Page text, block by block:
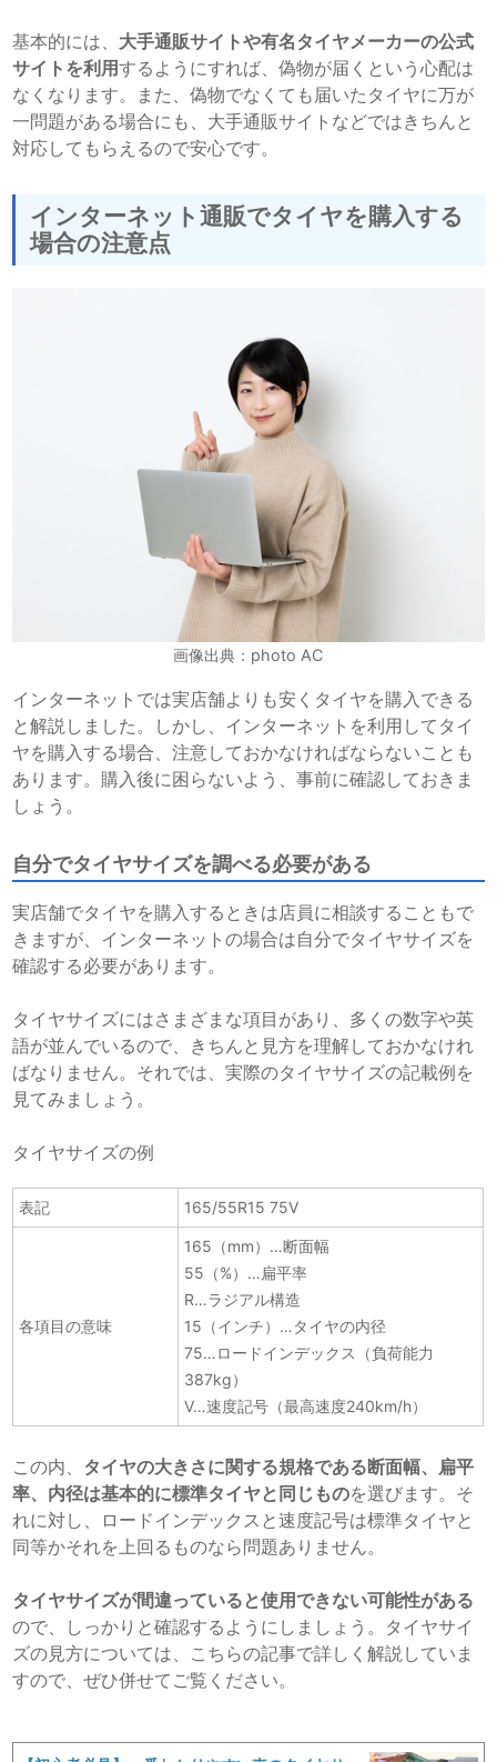
基本的には、 大手通販サイトや有名タイヤメーカーの公式
サイトを利用するようにすれば、偽物が届くという心配は
なくなります。また、偽物でなくても届いたタイヤに万が
一問題がある場合にも、大手通販サイトなどではきちんと
対応してもらえるので安心です。
インターネット通販でタイヤを購入する
場合の注意点
画像出典：photo AC
インターネットでは実店舗よりも安くタイヤを購入できる
と解説しました。しかし、インターネットを利用してタイ
ヤを購入する場合、注意しておかなければならないことも
あります。購入後に困らないよう、事前に確認しておきま
しょう。
自分でタイヤサイズを調べる必要がある
実店舗でタイヤを購入するときは店員に相談することもで
きますが、インターネットの場合は自分でタイヤサイズを
確認する必要があります。
タイヤサイズにはさまざまな項目があり、多くの数字や英
語が並んでいるので、きちんと見方を理解しておかなけれ
ばなりません。それでは、実際のタイヤサイズの記載例を
見てみましょう。
タイヤサイズの例
表記 165/55R15 75V
各項目の意味
165（mm）…断面幅
55（%）…扁平率
R…ラジアル構造
15（インチ）…タイヤの内径
75…ロードインデックス（負荷能力
387kg）
V…速度記号（最高速度240km/h）
この内、 タイヤの大きさに関する規格である断面幅、扁平
率、内径は基本的に標準タイヤと同じものを選びます。そ
れに対し、ロードインデックスと速度記号は標準タイヤと
同等かそれを上回るものなら問題ありません。
タイヤサイズが間違っていると使用できない可能性がある
ので、しっかりと確認するようにしましょう。タイヤサイ
ズの見方については、こちらの記事で詳しく解説していま
すので、ぜひ併せてご覧ください。